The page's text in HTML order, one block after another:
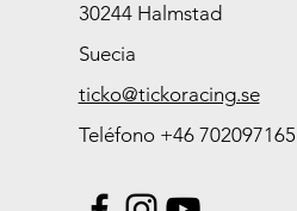
30244 Halmstad
Suecia
ticko@tickoracing.se
Teléfono +46 702097165